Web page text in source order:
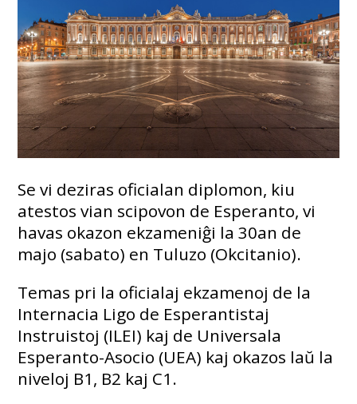
Se vi deziras oficialan diplomon, kiu
atestos vian scipovon de Esperanto, vi
havas okazon ekzameniĝi la 30an de
majo (sabato) en Tuluzo (Okcitanio).
Temas pri la oficialaj ekzamenoj de la
Internacia Ligo de Esperantistaj
Instruistoj (ILEI) kaj de Universala
Esperanto-Asocio (UEA) kaj okazos laŭ la
niveloj B1, B2 kaj C1.